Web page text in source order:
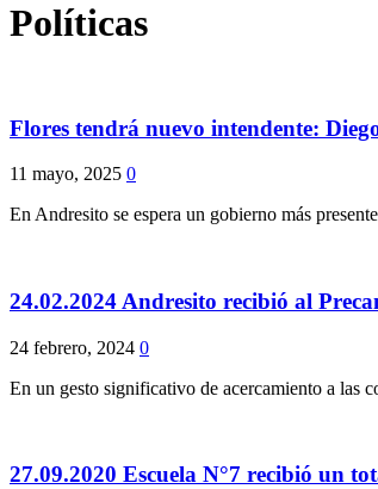
Políticas
Flores tendrá nuevo intendente:
11 mayo, 2025 0
En Andresito se espera un gobierno más
24.02.2024 Andresito recibió al
24 febrero, 2024 0
En un gesto significativo de acercamiento a las
27.09.2020 Escuela N°7 recibió un